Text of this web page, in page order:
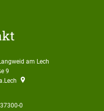
am Lech
9
0